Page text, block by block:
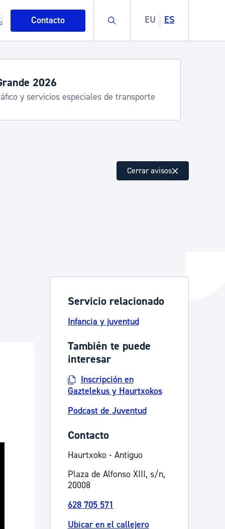
Contacto Buscar EU ES
y medioambiente
Catálogo de trámites
Ayuda a la tramitación
2026
y servicios especiales de transporte
Cerrar avisos
Servicio relacionado
Infancia y juventud
También te puede
interesar
Inscripción en
Gaztelekus y Haurtxokos
Podcast de Juventud
Contacto
Haurtxoko - Antiguo
Plaza de Alfonso XIII, s/n,
20008
628 705 571
Ubicar en el callejero